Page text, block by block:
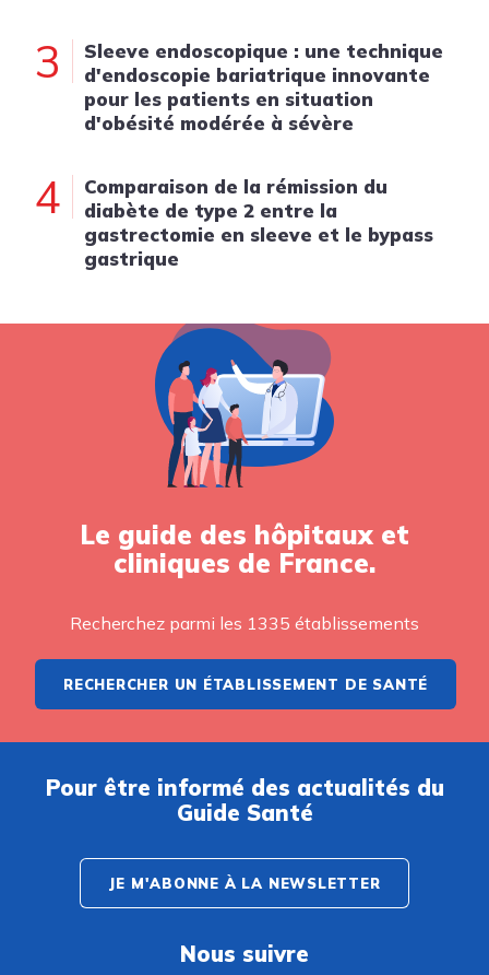
3
Sleeve endoscopique : une technique
d'endoscopie bariatrique innovante
pour les patients en situation
d'obésité modérée à sévère
4
Comparaison de la rémission du
diabète de type 2 entre la
gastrectomie en sleeve et le bypass
gastrique
Le guide des hôpitaux et
cliniques de France.
Recherchez parmi les 1335 établissements
RECHERCHER UN ÉTABLISSEMENT DE SANTÉ
Pour être informé des actualités du
Guide Santé
JE M'ABONNE À LA NEWSLETTER
Nous suivre